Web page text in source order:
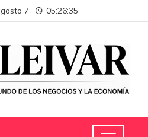
7 05:26:36